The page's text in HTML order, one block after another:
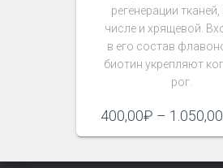
регенерации
числе и хрящевой.
в его состав
биотин укрепляют
рог.
400,00₽ – 1.050,00